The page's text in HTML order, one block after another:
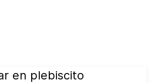
en plebiscito